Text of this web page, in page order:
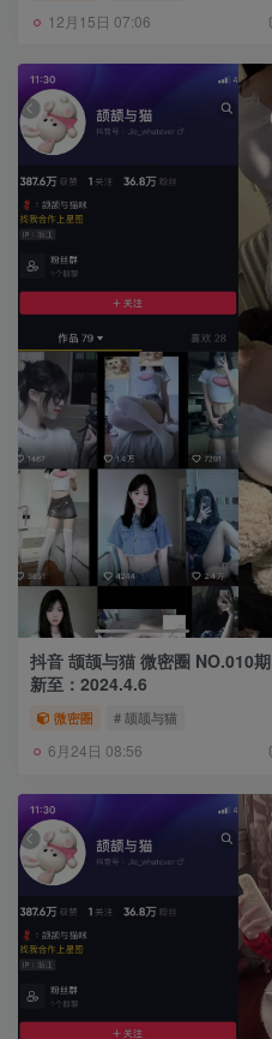
12月15日 07:06
抖音 颉颉与猫 微密圈 NO.010
新至：2024.4.6
微密圈 # 颉颉与猫
6月24日 08:56